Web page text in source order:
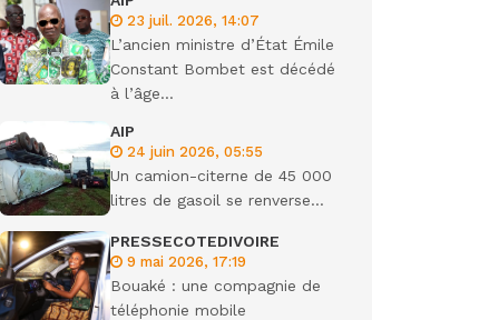
23 juil. 2026, 14:07
L’ancien ministre d’État Émile
Constant Bombet est décédé
à l’âge...
AIP
24 juin 2026, 05:55
Un camion-citerne de 45 000
litres de gasoil se renverse...
PRESSECOTEDIVOIRE
9 mai 2026, 17:19
Bouaké : une compagnie de
téléphonie mobile